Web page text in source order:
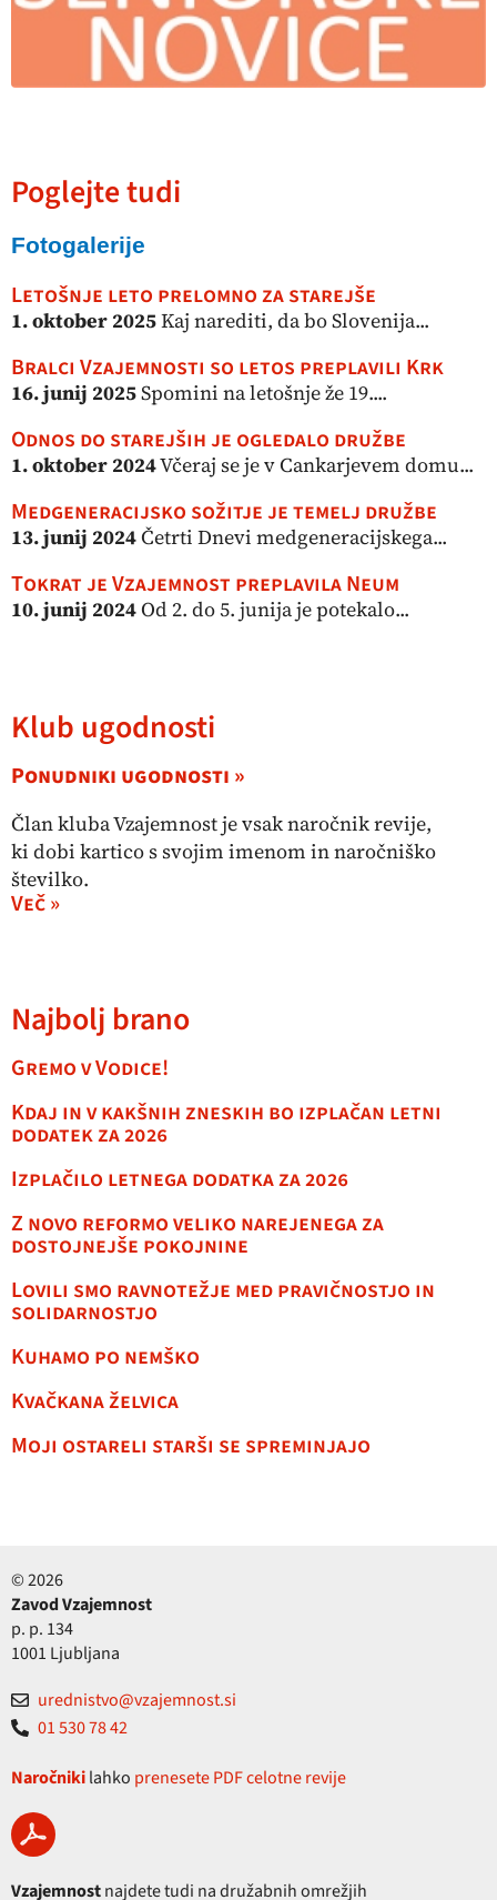
Poglejte tudi
Fotogalerije
Letošnje leto prelomno za starejše
1. oktober 2025Kaj narediti, da bo Slovenija...
Bralci Vzajemnosti so letos preplavili Krk
16. junij 2025Spomini na letošnje že 19....
Odnos do starejših je ogledalo družbe
1. oktober 2024Včeraj se je v Cankarjevem domu...
Medgeneracijsko sožitje je temelj družbe
13. junij 2024Četrti Dnevi medgeneracijskega...
Tokrat je Vzajemnost preplavila Neum
10. junij 2024Od 2. do 5. junija je potekalo...
Klub ugodnosti
Ponudniki ugodnosti »
Član kluba Vzajemnost je vsak naročnik revije,
ki dobi kartico s svojim imenom in naročniško
številko.
Več »
Najbolj brano
Gremo v Vodice!
Kdaj in v kakšnih zneskih bo izplačan letni
dodatek za 2026
Izplačilo letnega dodatka za 2026
Z novo reformo veliko narejenega za
dostojnejše pokojnine
Lovili smo ravnotežje med pravičnostjo in
solidarnostjo
Kuhamo po nemško
Kvačkana želvica
Moji ostareli starši se spreminjajo
© 2026
Zavod Vzajemnost
p. p. 134
1001 Ljubljana
urednistvo@vzajemnost.si
01 530 78 42
Naročnikilahko prenesete PDF celotne revije
Vzajemnostnajdete tudi na družabnih omrežjih